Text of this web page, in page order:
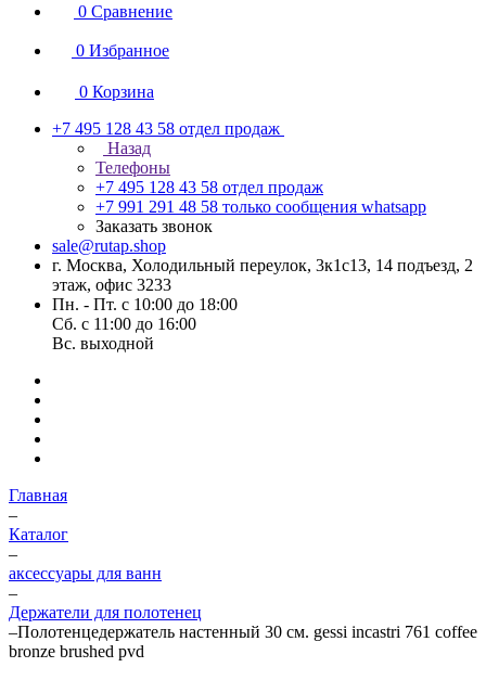
0 Сравнение
0 Избранное
0 Корзина
+7 495 128 43 58 отдел продаж
Назад
Телефоны
+7 495 128 43 58 отдел продаж
+7 991 291 48 58 только сообщения whatsapp
Заказать звонок
sale@rutap.shop
г. Москва, Холодильный переулок, 3к1с13, 14 подъезд, 2
этаж, офис 3233
Пн. - Пт. с 10:00 до 18:00
Сб. с 11:00 до 16:00
Вс. выходной
Главная
–
Каталог
–
аксессуары для ванн
–
Держатели для полотенец
–Полотенцедержатель настенный 30 см. gessi incastri 761 coffee
bronze brushed pvd